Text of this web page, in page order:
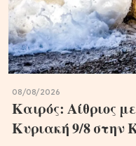
08/08/2026
Καιρός: Αίθριος
Κυριακή 9/8 στην